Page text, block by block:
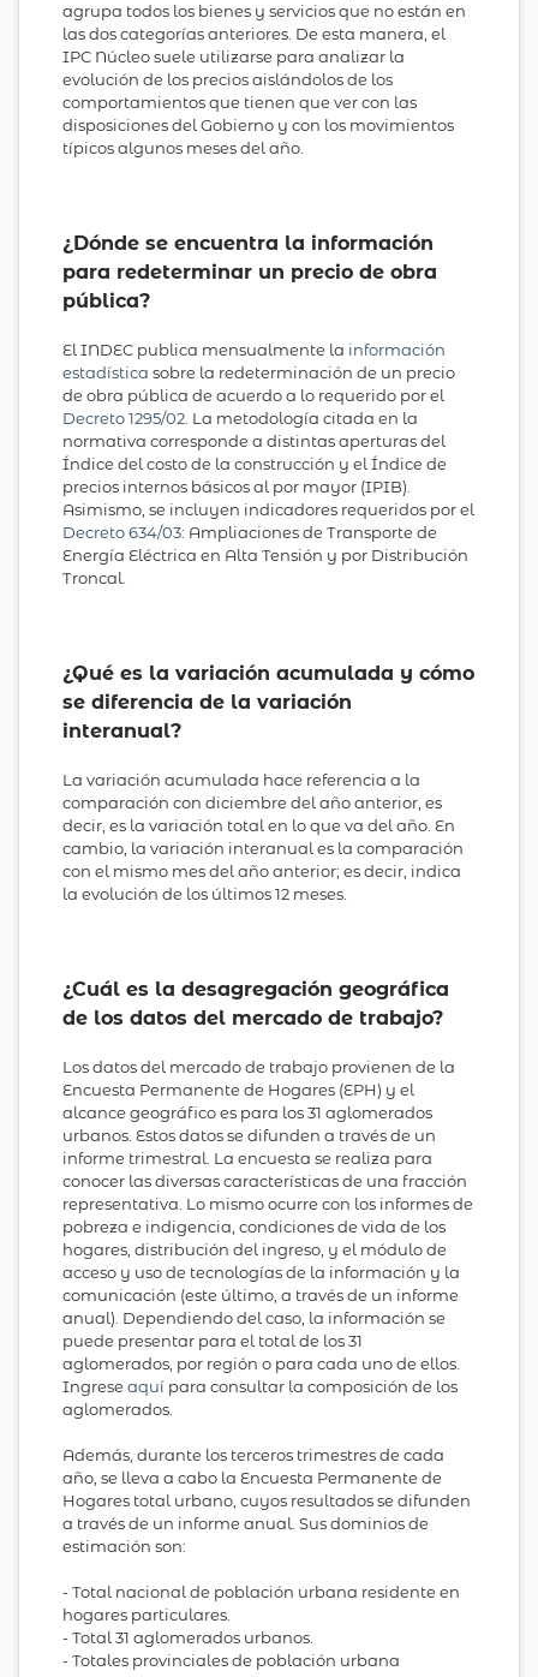
agrupa todos los bienes y servicios que no están en
las dos categorías anteriores. De esta manera, el
IPC Núcleo suele utilizarse para analizar la
evolución de los precios aislándolos de los
comportamientos que tienen que ver con las
disposiciones del Gobierno y con los movimientos
típicos algunos meses del año.
¿Dónde se encuentra la información
para redeterminar un precio de obra
pública?
El INDEC publica mensualmente la información
estadística sobre la redeterminación de un precio
de obra pública de acuerdo a lo requerido por el
Decreto 1295/02 . La metodología citada en la
normativa corresponde a distintas aperturas del
Índice del costo de la construcción y el Índice de
precios internos básicos al por mayor (IPIB).
Asimismo, se incluyen indicadores requeridos por el
Decreto 634/03: Ampliaciones de Transporte de
Energía Eléctrica en Alta Tensión y por Distribución
Troncal.
¿Qué es la variación acumulada y cómo
se diferencia de la variación
interanual?
La variación acumulada hace referencia a la
comparación con diciembre del año anterior, es
decir, es la variación total en lo que va del año. En
cambio, la variación interanual es la comparación
con el mismo mes del año anterior; es decir, indica
la evolución de los últimos 12 meses.
¿Cuál es la desagregación geográfica
de los datos del mercado de trabajo?
Los datos del mercado de trabajo provienen de la
Encuesta Permanente de Hogares (EPH) y el
alcance geográfico es para los 31 aglomerados
urbanos. Estos datos se difunden a través de un
informe trimestral. La encuesta se realiza para
conocer las diversas características de una fracción
representativa. Lo mismo ocurre con los informes de
pobreza e indigencia, condiciones de vida de los
hogares, distribución del ingreso, y el módulo de
acceso y uso de tecnologías de la información y la
comunicación (este último, a través de un informe
anual). Dependiendo del caso, la información se
puede presentar para el total de los 31
aglomerados, por región o para cada uno de ellos.
Ingreseaquí para consultar la composición de los
aglomerados.
Además, durante los terceros trimestres de cada
año, se lleva a cabo la Encuesta Permanente de
Hogares total urbano, cuyos resultados se difunden
a través de un informe anual. Sus dominios de
estimación son:
- Total nacional de población urbana residente en
hogares particulares.
- Total 31 aglomerados urbanos.
- Totales provinciales de población urbana